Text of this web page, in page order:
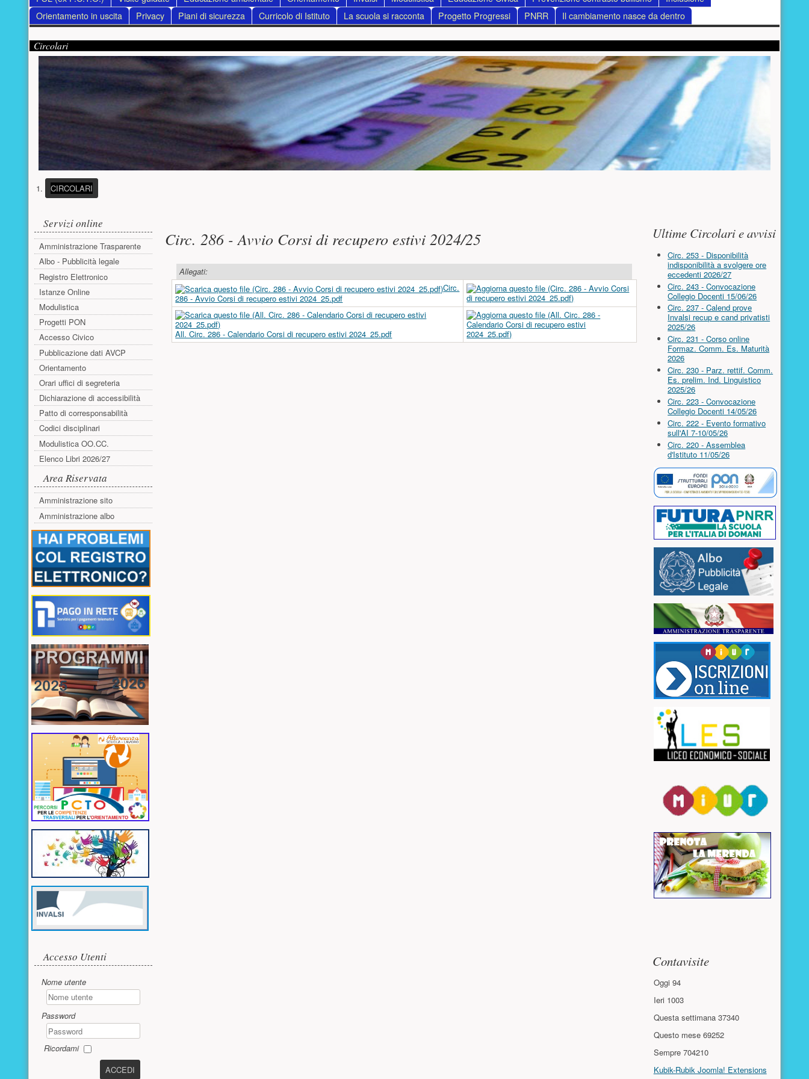
Orientamento in uscita
Privacy Piani di sicurezza Curricolo di Istituto La scuola si racconta Progetto Progressi PNRR Il cambiamento nasce da dentro
Contenuto supplementare (superiore)
Presentazione
Circolari
CIRCOLARI(PULSANTE PRESENTAZIONE)
Menu laterale
Servizi online
Amministrazione Trasparente
Albo - Pubblicità legale
Registro Elettronico
Istanze Online
Modulistica
Progetti PON
Accesso Civico
Pubblicazione dati AVCP
Orientamento
Orari uffici di segreteria
Dichiarazione di accessibilità
Patto di corresponsabilità
Codici disciplinari
Modulistica OO.CC.
Elenco Libri 2026/27
Area Riservata
Amministrazione sito
Amministrazione albo
Risorse aggiuntive (colonna di sinistra)
Accesso utente
Accesso Utenti
Nome utente
Password
Ricordami
ACCEDI
Circ. 286 - Avvio Corsi di recupero estivi 2024/25
Allegati:
Circ.
286 - Avvio Corsi di recupero estivi 2024_25.pdf
All. Circ. 286 - Calendario Corsi di recupero estivi 2024_25.pdf
Ultime Circolari e avvisi
Circ. 253 - Disponibilità
indisponibilità a svolgere ore
eccedenti 2026/27
Circ. 243 - Convocazione
Collegio Docenti 15/06/26
Circ. 237 - Calend prove
Invalsi recup e cand privatisti
2025/26
Circ. 231 - Corso online
Formaz. Comm. Es. Maturità
2026
Circ. 230 - Parz. rettif. Comm.
Es. prelim. Ind. Linguistico
2025/26
Circ. 223 - Convocazione
Collegio Docenti 14/05/26
Circ. 222 - Evento formativo
sull'AI 7-10/05/26
Circ. 220 - Assemblea
d'Istituto 11/05/26
Contavisite
Oggi 94
Ieri 1003
Questa settimana 37340
Questo mese 69252
Sempre 704210
Kubik-Rubik Joomla! Extensions